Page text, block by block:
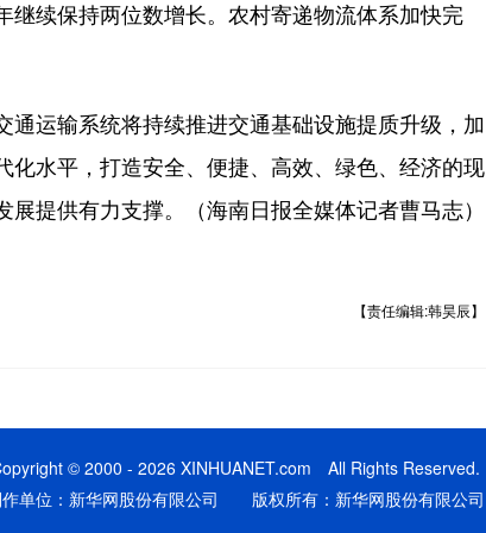
续保持两位数增长。农村寄递物流体系加快完
运输系统将持续推进交通基础设施提质升级，加
水平，打造安全、便捷、高效、绿色、经济的现
提供有力支撑。（海南日报全媒体记者曹马志）
【责任编辑:韩昊辰】
© 2000 - 2026 XINHUANET.com All Rights Reserved.
单位：新华网股份有限公司 版权所有：新华网股份有限公司